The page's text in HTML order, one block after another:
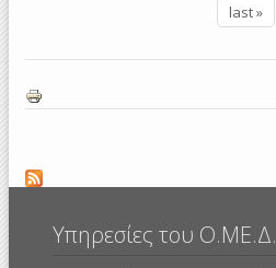
last »
Υπηρεσίες του Ο.ΜΕ.Δ.